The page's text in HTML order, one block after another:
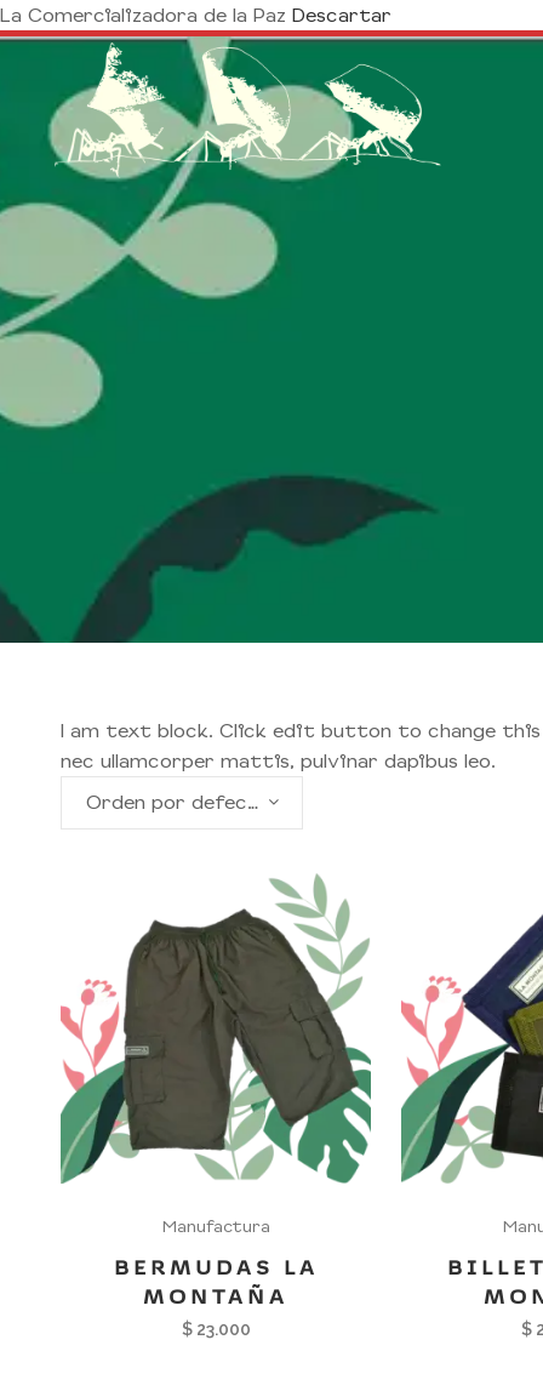
La Comercializadora de la Paz Descartar
I am text block. Click edit button to change
nec ullamcorper mattis, pulvinar dapibus leo.
Orden por defecto
Manufactura
BERMUDAS LA
MONTAÑA
$23.000
$